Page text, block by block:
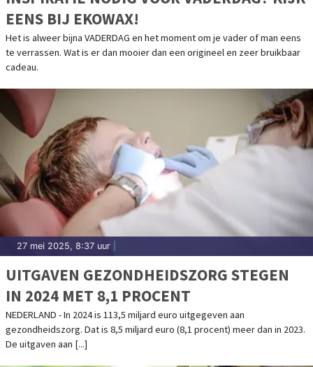
EENS BIJ EKOWAX!
Het is alweer bijna VADERDAG en het moment om je vader of man eens
te verrassen. Wat is er dan mooier dan een origineel en zeer bruikbaar
cadeau.
27 mei 2025, 8:37 uur
UITGAVEN GEZONDHEIDSZORG STEGEN
IN 2024 MET 8,1 PROCENT
NEDERLAND - In 2024 is 113,5 miljard euro uitgegeven aan
gezondheidszorg. Dat is 8,5 miljard euro (8,1 procent) meer dan in 2023.
De uitgaven aan [...]